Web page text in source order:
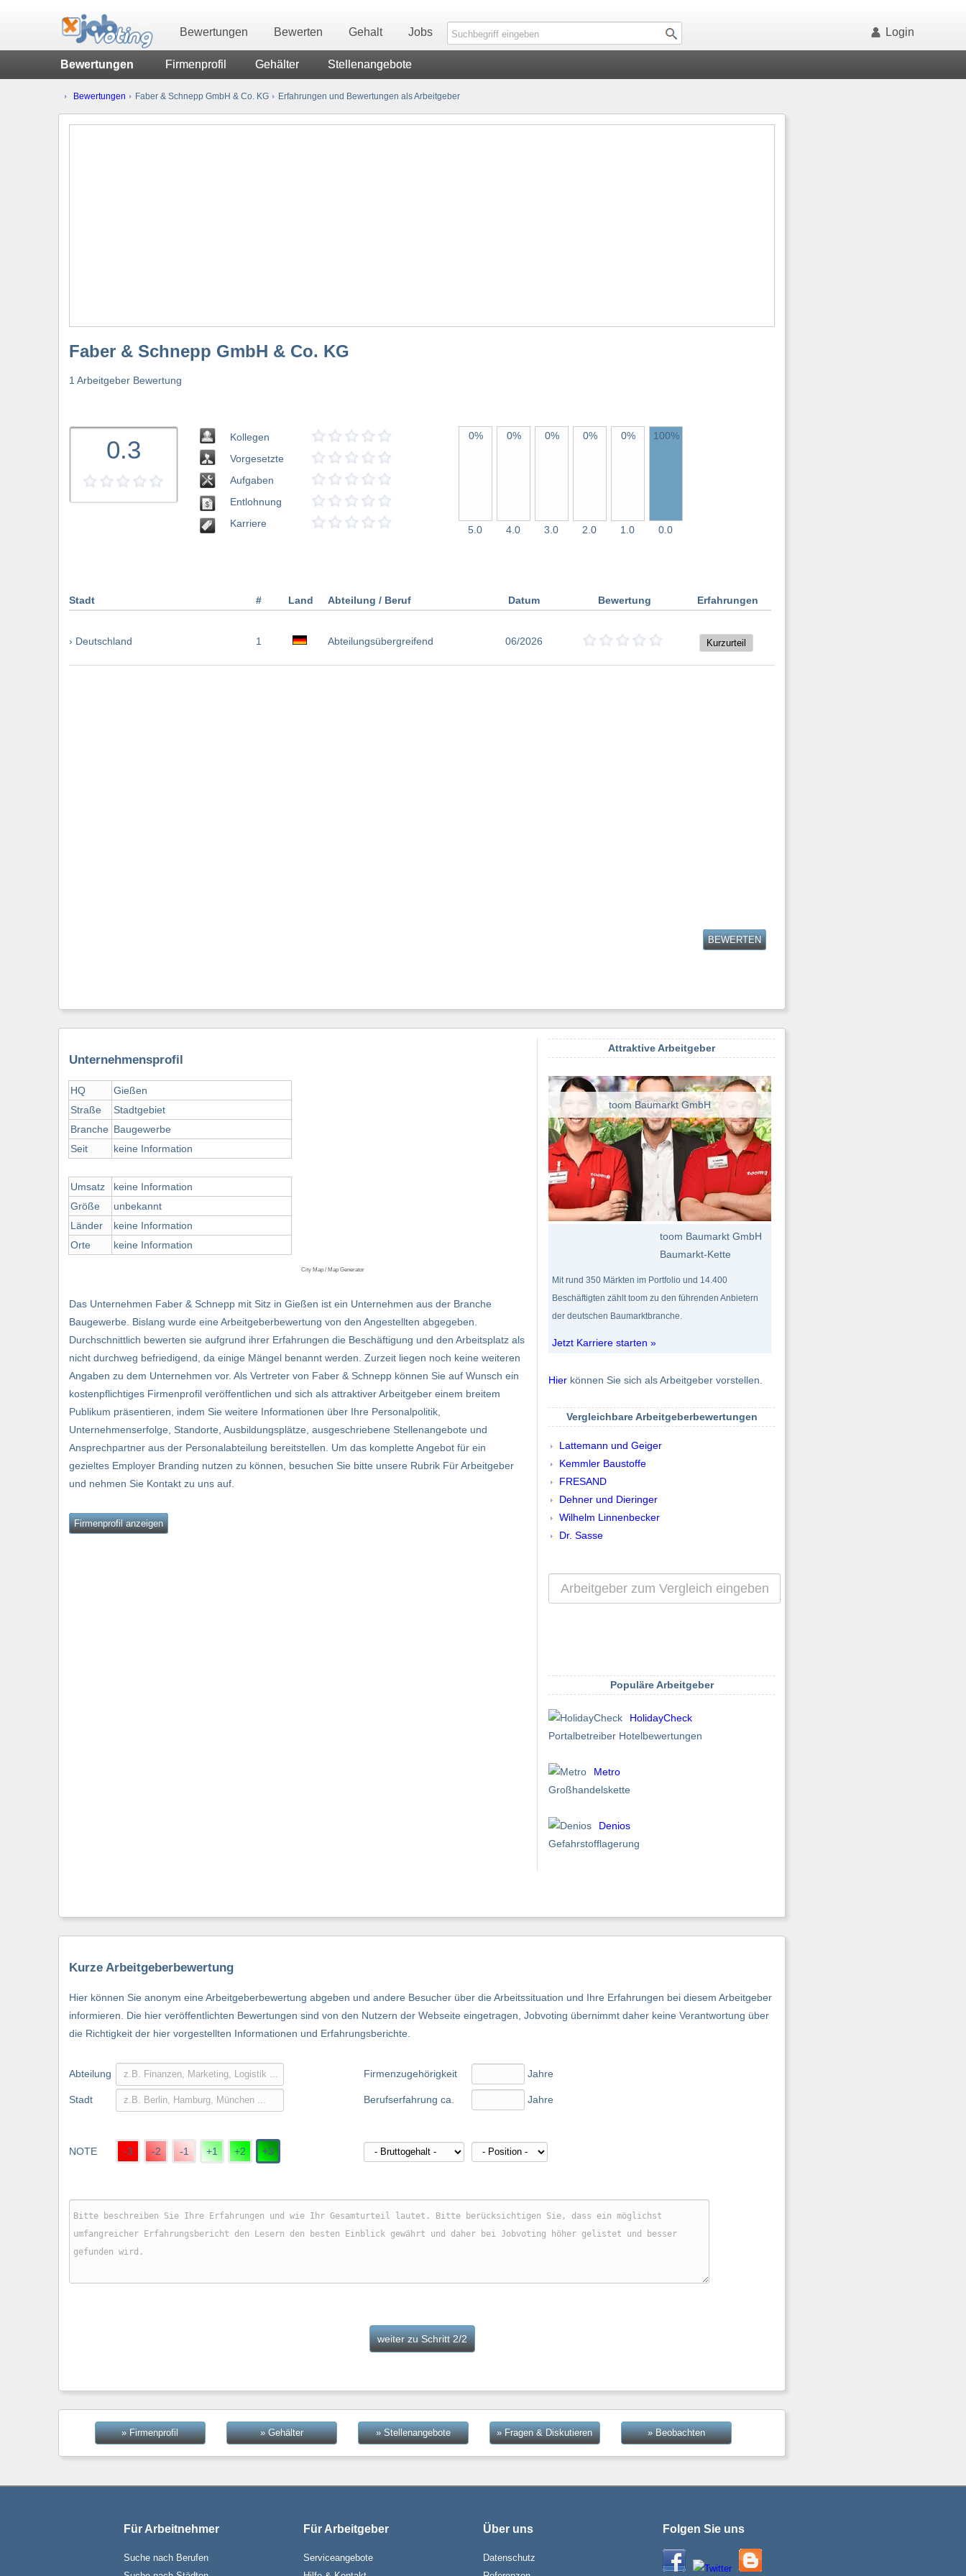
Bewertungen Bewerten Gehalt Jobs Login
Bewertungen Firmenprofil Gehälter Stellenangebote
Bewertungen Faber & Schnepp GmbH & Co. KG Erfahrungen und Bewertungen als Arbeitgeber
Faber & Schnepp GmbH & Co. KG
1 Arbeitgeber Bewertung
0.3
Kollegen
Vorgesetzte
Aufgaben
Entlohnung
Karriere
0%
5.0
0%
4.0
0%
3.0
0%
2.0
0%
1.0
100%
0.0
Stadt # Land Abteilung / Beruf Datum Bewertung Erfahrungen
› Deutschland 1 Abteilungsübergreifend 06/2026 Kurzurteil
BEWERTEN
Unternehmensprofil
HQ
Straße
Branche
Seit
Umsatz
Größe
Länder
Orte
Gießen
Stadtgebiet
Baugewerbe
keine Information
keine Information
unbekannt
keine Information
keine Information
City Map / Map Generator
Das Unternehmen Faber & Schnepp mit Sitz in Gießen ist ein Unternehmen aus der Branche
Baugewerbe. Bislang wurde eine Arbeitgeberbewertung von den Angestellten abgegeben.
Durchschnittlich bewerten sie aufgrund ihrer Erfahrungen die Beschäftigung und den Arbeitsplatz als
nicht durchweg befriedigend, da einige Mängel benannt werden. Zurzeit liegen noch keine weiteren
Angaben zu dem Unternehmen vor. Als Vertreter von Faber & Schnepp können Sie auf Wunsch ein
kostenpflichtiges Firmenprofil veröffentlichen und sich als attraktiver Arbeitgeber einem breitem
Publikum präsentieren, indem Sie weitere Informationen über Ihre Personalpolitik,
Unternehmenserfolge, Standorte, Ausbildungsplätze, ausgeschriebene Stellenangebote und
Ansprechpartner aus der Personalabteilung bereitstellen. Um das komplette Angebot für ein
gezieltes Employer Branding nutzen zu können, besuchen Sie bitte unsere Rubrik Für Arbeitgeber
und nehmen Sie Kontakt zu uns auf.
Firmenprofil anzeigen
Attraktive Arbeitgeber
toom Baumarkt GmbH
toom Baumarkt GmbH
Baumarkt-Kette
Mit rund 350 Märkten im Portfolio und 14.400
Beschäftigten zählt toom zu den führenden Anbietern
der deutschen Baumarktbranche.
Jetzt Karriere starten »
Hier können Sie sich als Arbeitgeber vorstellen.
Vergleichbare Arbeitgeberbewertungen
Lattemann und Geiger
Kemmler Baustoffe
FRESAND
Dehner und Dieringer
Wilhelm Linnenbecker
Dr. Sasse
Populäre Arbeitgeber
HolidayCheck
Portalbetreiber Hotelbewertungen
Metro
Großhandelskette
Denios
Gefahrstofflagerung
Kurze Arbeitgeberbewertung
Hier können Sie anonym eine Arbeitgeberbewertung abgeben und andere Besucher über die Arbeitssituation und Ihre Erfahrungen bei diesem Arbeitgeber
informieren. Die hier veröffentlichten Bewertungen sind von den Nutzern der Webseite eingetragen, Jobvoting übernimmt daher keine Verantwortung über
die Richtigkeit der hier vorgestellten Informationen und Erfahrungsberichte.
Abteilung
Stadt
NOTE -3 -2 -1 +1 +2 +3
Firmenzugehörigkeit
Berufserfahrung ca.
Jahre
Jahre
» Firmenprofil » Gehälter » Stellenangebote » Fragen & Diskutieren » Beobachten
Für Arbeitnehmer
Suche nach Berufen
Für Arbeitgeber
Serviceangebote
Über uns
Datenschutz
Folgen Sie uns